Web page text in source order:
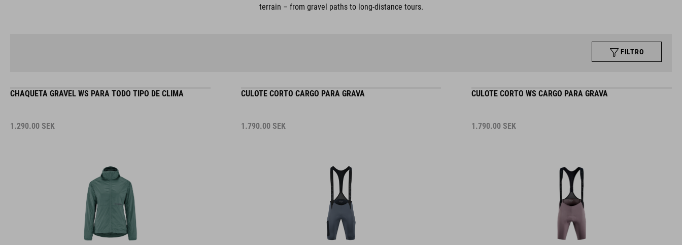
terrain – from gravel paths to long-distance tours.
FILTRO
CHAQUETA GRAVEL WS PARA TODO TIPO DE CLIMA
1.290.00 SEK
CULOTE CORTO CARGO PARA GRAVA
1.790.00 SEK
CULOTE CORTO WS CARGO PARA GRAVA
1.790.00 SEK